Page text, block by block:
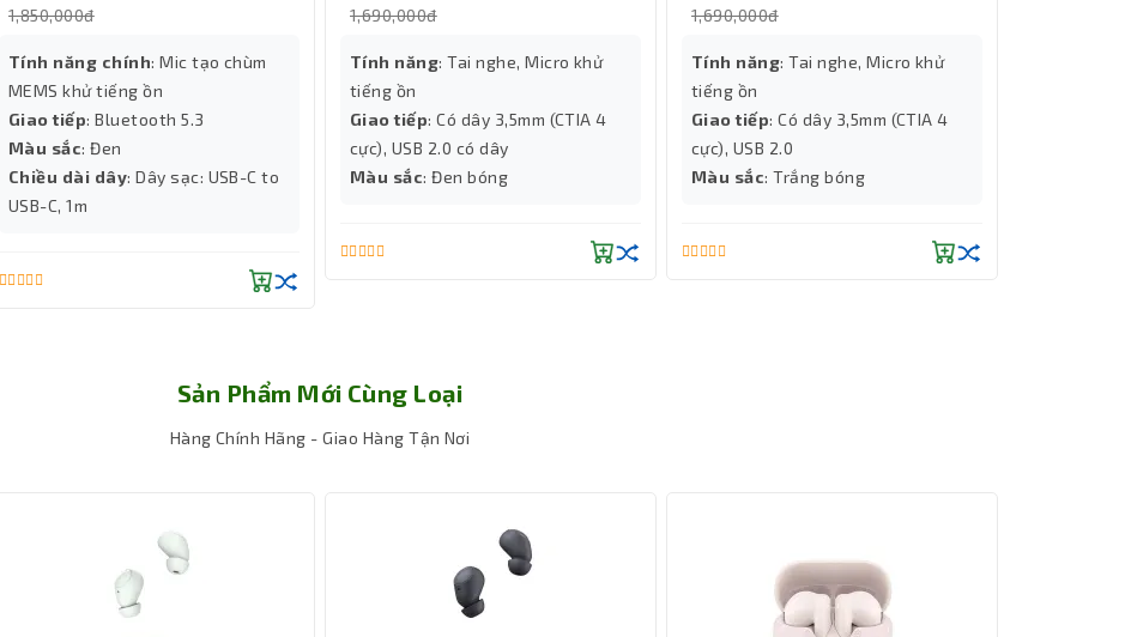
1,850,000đ
Tính năng chính: Mic tạo chùm
MEMS khử tiếng ồn
Giao tiếp: Bluetooth 5.3
Màu sắc: Đen
Chiều dài dây: Dây sạc: USB-C to
USB-C, 1m
1,690,000đ
Tính năng: Tai nghe, Micro khử
tiếng ồn
Giao tiếp: Có dây 3,5mm (CTIA 4
cực), USB 2.0 có dây
Màu sắc: Đen bóng
1,690,000đ
Tính năng: Tai nghe, Micro khử
tiếng ồn
Giao tiếp: Có dây 3,5mm (CTIA 4
cực), USB 2.0
Màu sắc: Trắng bóng
Sản Phẩm Mới Cùng Loại
Hàng Chính Hãng - Giao Hàng Tận Nơi